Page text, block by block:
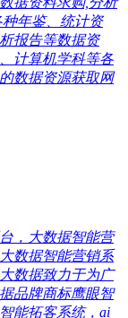
年鉴、统计资
报告等数据资
计算机学科等各
数据资源获取网
，大数据智能营
数据智能营销系
数据致力于为广
品牌商标鹰眼智
能拓客系统，ai